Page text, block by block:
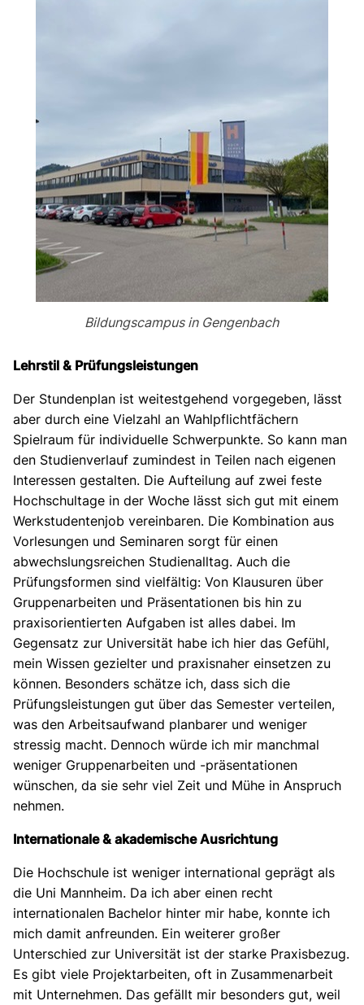
Bildungscampus in Gengenbach
Lehrstil & Prüfungsleistungen
Der Stundenplan ist weitestgehend vorgegeben, lässt
aber durch eine Vielzahl an Wahlpflichtfächern
Spielraum für individuelle Schwerpunkte. So kann man
den Studienverlauf zumindest in Teilen nach eigenen
Interessen gestalten. Die Aufteilung auf zwei feste
Hochschultage in der Woche lässt sich gut mit einem
Werkstudentenjob vereinbaren. Die Kombination aus
Vorlesungen und Seminaren sorgt für einen
abwechslungsreichen Studienalltag. Auch die
Prüfungsformen sind vielfältig: Von Klausuren über
Gruppenarbeiten und Präsentationen bis hin zu
praxisorientierten Aufgaben ist alles dabei. Im
Gegensatz zur Universität habe ich hier das Gefühl,
mein Wissen gezielter und praxisnaher einsetzen zu
können. Besonders schätze ich, dass sich die
Prüfungsleistungen gut über das Semester verteilen,
was den Arbeitsaufwand planbarer und weniger
stressig macht. Dennoch würde ich mir manchmal
weniger Gruppenarbeiten und -präsentationen
wünschen, da sie sehr viel Zeit und Mühe in Anspruch
nehmen.
Internationale & akademische Ausrichtung
Die Hochschule ist weniger international geprägt als
die Uni Mannheim. Da ich aber einen recht
internationalen Bachelor hinter mir habe, konnte ich
mich damit anfreunden. Ein weiterer großer
Unterschied zur Universität ist der starke Praxisbezug.
Es gibt viele Projektarbeiten, oft in Zusammenarbeit
mit Unternehmen. Das gefällt mir besonders gut, weil